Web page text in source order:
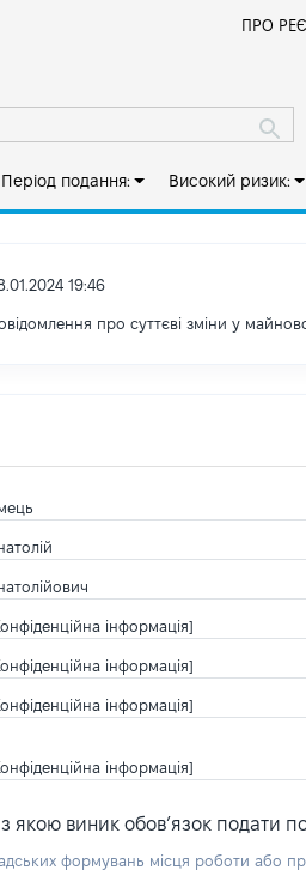
ПРО
Період подання: Високий ризик:
19:46
про суттєві зміни у
інформація]
інформація]
інформація]
інформація]
якою виник обов’язок подати
формувань місця роботи або